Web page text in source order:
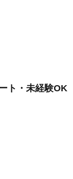
ト・未経験OK